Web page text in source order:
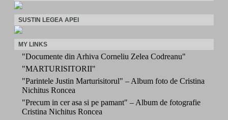
SUSTIN LEGEA APEI
MY LINKS
"Documente din Arhiva Corneliu Zelea Codreanu"
"MARTURISITORII"
"Parintele Justin Marturisitorul" – Album foto de Cristina
Nichitus Roncea
"Precum in cer asa si pe pamant" – Album de fotografie
Cristina Nichitus Roncea